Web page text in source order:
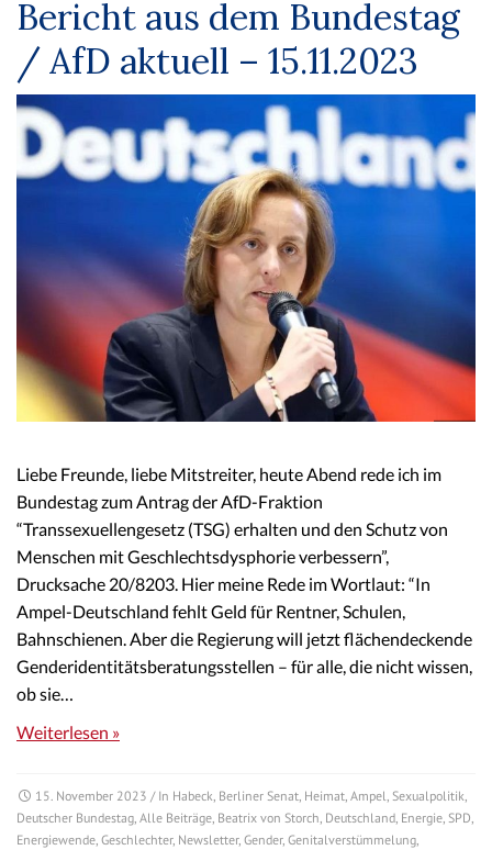
Bericht aus dem Bundestag
/ AfD aktuell – 15.11.2023
Liebe Freunde, liebe Mitstreiter, heute Abend rede ich im
Bundestag zum Antrag der AfD-Fraktion
“Transsexuellengesetz (TSG) erhalten und den Schutz von
Menschen mit Geschlechtsdysphorie verbessern”,
Drucksache 20/8203. Hier meine Rede im Wortlaut: “In
Ampel-Deutschland fehlt Geld für Rentner, Schulen,
Bahnschienen. Aber die Regierung will jetzt flächendeckende
Genderidentitätsberatungsstellen – für alle, die nicht wissen,
ob sie…
Weiterlesen »
15. November 2023 / In Habeck, Berliner Senat, Heimat, Ampel, Sexualpolitik,
Deutscher Bundestag, Alle Beiträge, Beatrix von Storch, Deutschland, Energie, SPD,
Energiewende, Geschlechter, Newsletter, Gender, Genitalverstümmelung,